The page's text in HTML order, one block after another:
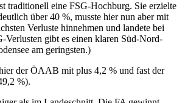
traditionell eine FSG-Hochburg. Sie erzielte
über 40 %, musste hier nun aber mit
Verluste hinnehmen und landete bei
Verlusten gibt es einen klaren Süd-Nord-
am geringsten.)
der ÖAAB mit plus 4,2 % und fast der
%).